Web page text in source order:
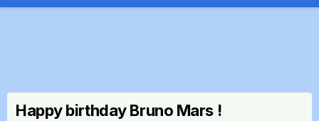
Happy birthday Bruno Mars !